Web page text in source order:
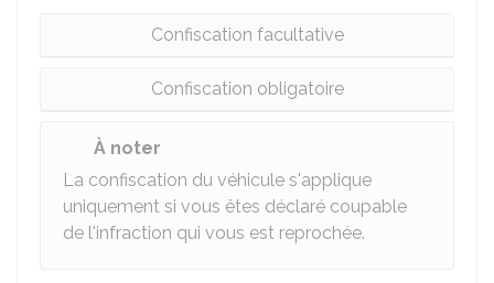
Confiscation facultative
Confiscation obligatoire
À noter
La confiscation du véhicule s'applique
uniquement si vous êtes déclaré coupable
de l'infraction qui vous est reprochée.